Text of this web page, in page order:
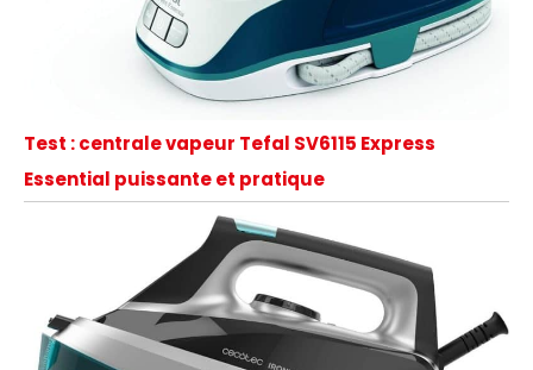
Test : centrale vapeur Tefal SV6115 Express
Essential puissante et pratique